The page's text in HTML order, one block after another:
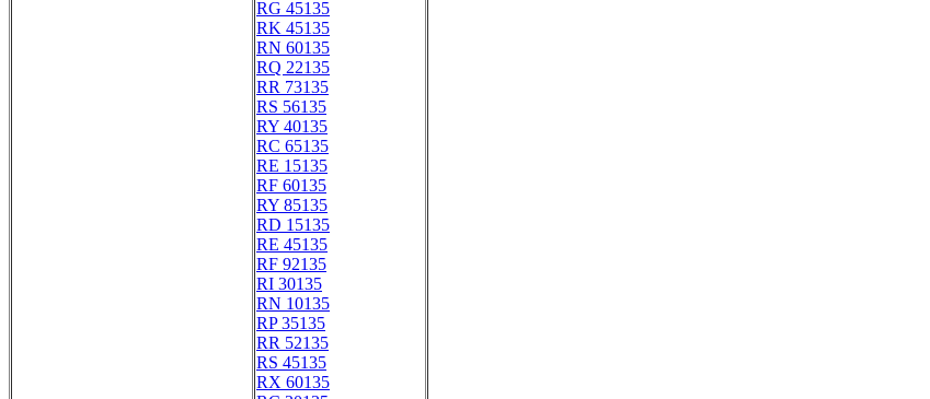
RG 45135
RK 45135
RN 60135
RQ 22135
RR 73135
RS 56135
RY 40135
RC 65135
RE 15135
RF 60135
RY 85135
RD 15135
RE 45135
RF 92135
RI 30135
RN 10135
RP 35135
RR 52135
RS 45135
RX 60135